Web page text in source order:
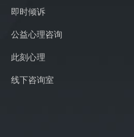
即时倾诉
公益心理咨询
此刻心理
线下咨询室